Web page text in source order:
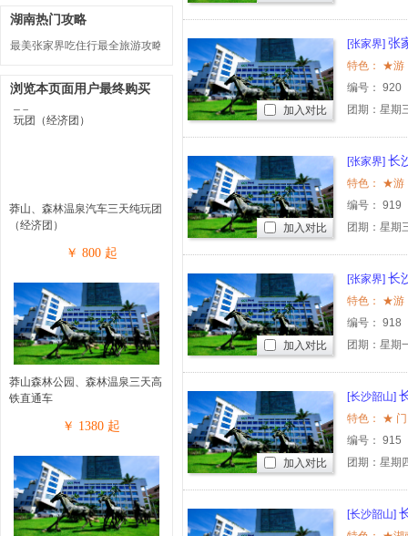
湖南热门攻略
最美张家界吃住行最全旅游攻略
浏览本页面用户最终购买
莽山、森林温泉汽车三天纯玩团
（经济团）
￥ 800 起
莽山森林公园、森林温泉三天高
铁直通车
￥ 1380 起
[张家界] 张
编号： 920
团期：星期
加入对比
[张家界] 长
编号： 919
团期：星期
加入对比
[张家界] 长
编号： 918
团期：星期
加入对比
[长沙韶山]
编号： 915
团期：星期
加入对比
[长沙韶山]